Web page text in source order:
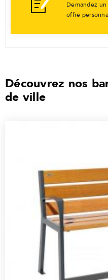
Demandez
offre
Découvrez nos
de ville